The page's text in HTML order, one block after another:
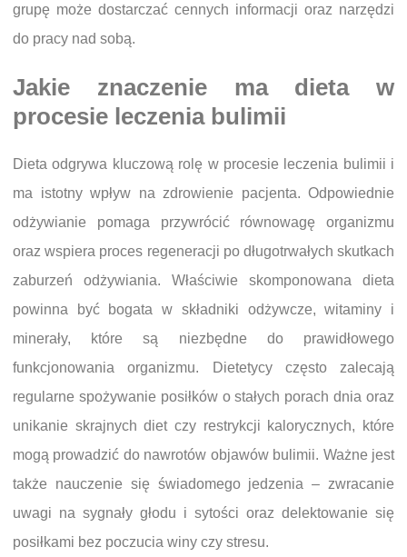
grupę może dostarczać cennych informacji oraz narzędzi
do pracy nad sobą.
Jakie znaczenie ma dieta w
procesie leczenia bulimii
Dieta odgrywa kluczową rolę w procesie leczenia bulimii i
ma istotny wpływ na zdrowienie pacjenta. Odpowiednie
odżywianie pomaga przywrócić równowagę organizmu
oraz wspiera proces regeneracji po długotrwałych skutkach
zaburzeń odżywiania. Właściwie skomponowana dieta
powinna być bogata w składniki odżywcze, witaminy i
minerały, które są niezbędne do prawidłowego
funkcjonowania organizmu. Dietetycy często zalecają
regularne spożywanie posiłków o stałych porach dnia oraz
unikanie skrajnych diet czy restrykcji kalorycznych, które
mogą prowadzić do nawrotów objawów bulimii. Ważne jest
także nauczenie się świadomego jedzenia – zwracanie
uwagi na sygnały głodu i sytości oraz delektowanie się
posiłkami bez poczucia winy czy stresu.